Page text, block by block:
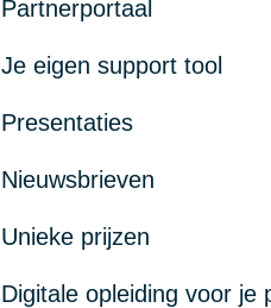
Partnerportaal
Je eigen support tool
Presentaties
Nieuwsbrieven
Unieke prijzen
Digitale opleiding voor je